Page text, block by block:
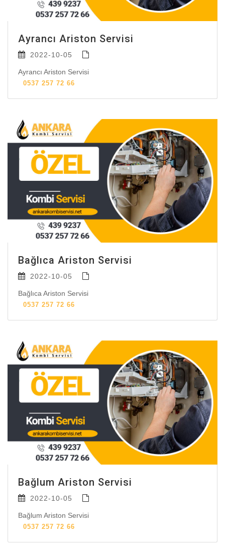
Ayrancı Ariston Servisi
2022-10-05
Ayrancı Ariston Servisi
0537 257 72 66
Bağlıca Ariston Servisi
2022-10-05
Bağlıca Ariston Servisi
0537 257 72 66
Bağlum Ariston Servisi
2022-10-05
Bağlum Ariston Servisi
0537 257 72 66